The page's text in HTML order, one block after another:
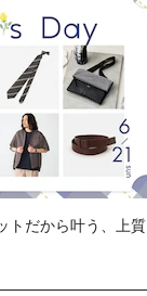
だから叶う、上質